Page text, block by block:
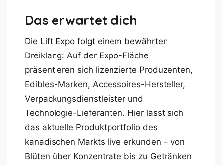
Das erwartet dich
Die Lift Expo folgt einem bewährten
Dreiklang: Auf der Expo-Fläche
präsentieren sich lizenzierte Produzenten,
Edibles-Marken, Accessoires-Hersteller,
Verpackungsdienstleister und
Technologie-Lieferanten. Hier lässt sich
das aktuelle Produktportfolio des
kanadischen Markts live erkunden – von
Blüten über Konzentrate bis zu Getränken